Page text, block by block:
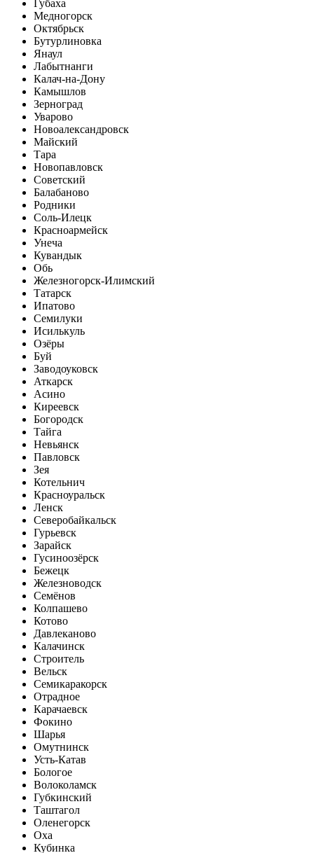
Губаха
Медногорск
Октябрьск
Бутурлиновка
Янаул
Лабытнанги
Калач-на-Дону
Камышлов
Зерноград
Уварово
Новоалександровск
Майский
Тара
Новопавловск
Советский
Балабаново
Родники
Соль-Илецк
Красноармейск
Унеча
Кувандык
Обь
Железногорск-Илимский
Татарск
Ипатово
Семилуки
Исилькуль
Озёры
Буй
Заводоуковск
Аткарск
Асино
Киреевск
Богородск
Тайга
Невьянск
Павловск
Зея
Котельнич
Красноуральск
Ленск
Северобайкальск
Гурьевск
Зарайск
Гусиноозёрск
Бежецк
Железноводск
Семёнов
Колпашево
Котово
Давлеканово
Калачинск
Строитель
Вельск
Семикаракорск
Отрадное
Карачаевск
Фокино
Шарья
Омутнинск
Усть-Катав
Бологое
Волоколамск
Губкинский
Таштагол
Оленегорск
Оха
Кубинка